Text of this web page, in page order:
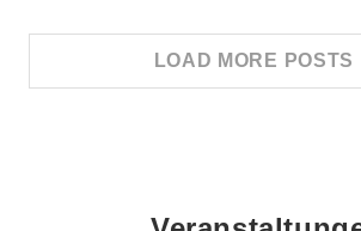
LOAD MORE POSTS